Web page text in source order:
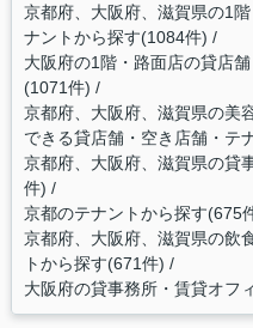
京都府、大阪府、滋賀県の1
ナントから探す(1084件)
大阪府の1階・路面店の貸店
(1071件)
京都府、大阪府、滋賀県の美
できる貸店舗・空き店舗・テ
京都府、大阪府、滋賀県の貸
件)
京都のテナントから探す(675
京都府、大阪府、滋賀県の飲
トから探す(671件)
大阪府の貸事務所・賃貸オフ